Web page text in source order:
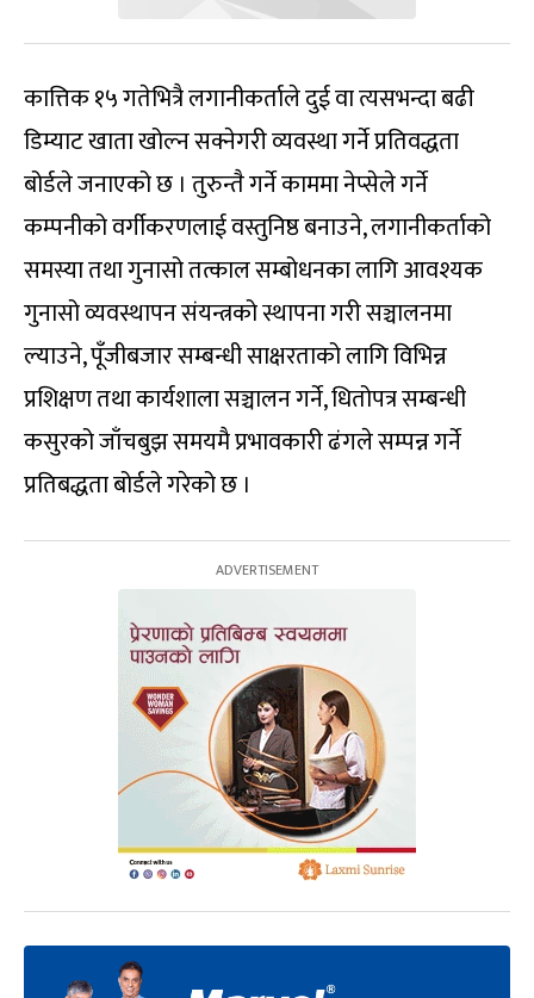
कात्तिक १५ गतेभित्रै लगानीकर्ताले दुई वा त्यसभन्दा बढी
डिम्याट खाता खोल्न सक्नेगरी व्यवस्था गर्ने प्रतिवद्धता
बोर्डले जनाएको छ । तुरुन्तै गर्ने काममा नेप्सेले गर्ने
कम्पनीको वर्गीकरणलाई वस्तुनिष्ठ बनाउने, लगानीकर्ताको
समस्या तथा गुनासो तत्काल सम्बोधनका लागि आवश्यक
गुनासो व्यवस्थापन संयन्त्रको स्थापना गरी सञ्चालनमा
ल्याउने, पूँजीबजार सम्बन्धी साक्षरताको लागि विभिन्न
प्रशिक्षण तथा कार्यशाला सञ्चालन गर्ने, धितोपत्र सम्बन्धी
कसुरको जाँचबुझ समयमै प्रभावकारी ढंगले सम्पन्न गर्ने
प्रतिबद्धता बोर्डले गरेको छ ।